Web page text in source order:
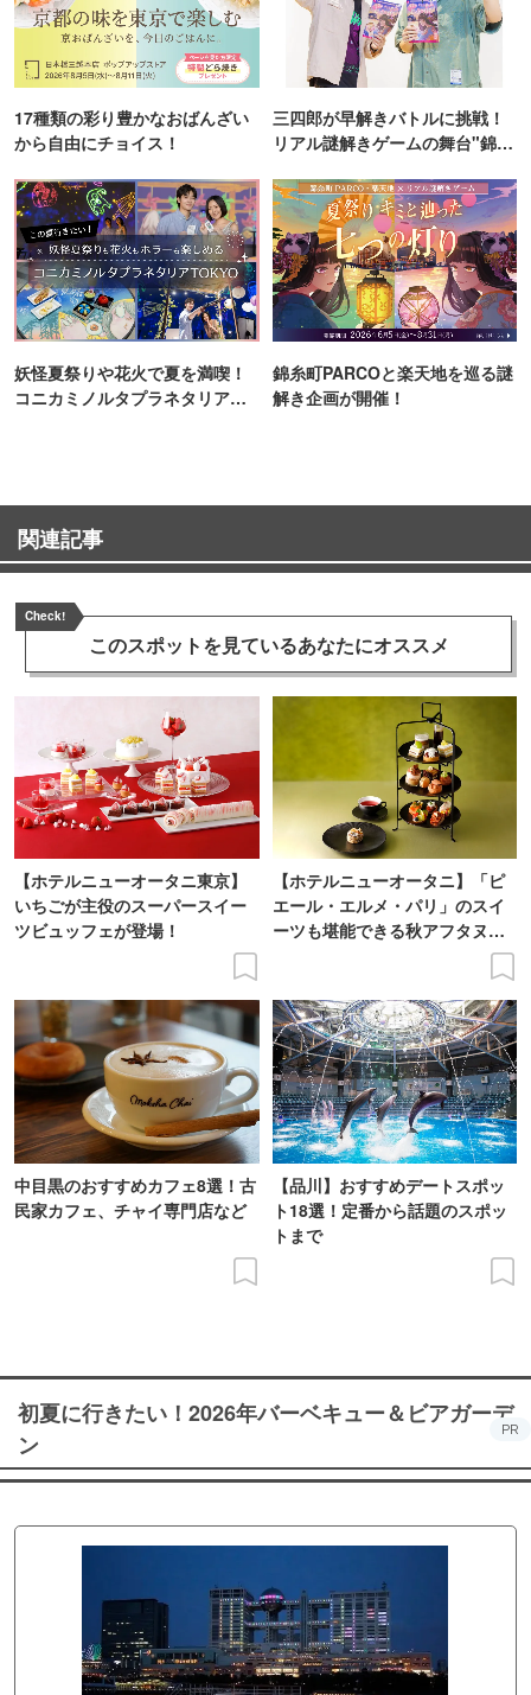
17種類の彩り豊かなおばんざい
から自由にチョイス！
三四郎が早解きバトルに挑戦！
リアル謎解きゲームの舞台"錦糸
妖怪夏祭りや花火で夏を満喫！
コニカミノルタプラネタリア
錦糸町PARCOと楽天地を巡る謎
解き企画が開催！
関連記事
Check!
このスポットを見ているあなたにオススメ
【ホテルニューオータニ東京】
いちごが主役のスーパースイー
ツビュッフェが登場！
【ホテルニューオータニ】「ピ
エール・エルメ・パリ」のスイ
ーツも堪能できる秋アフタヌー
中目黒のおすすめカフェ8選！古
民家カフェ、チャイ専門店など
【品川】おすすめデートスポッ
ト18選！定番から話題のスポッ
トまで
初夏に行きたい！2026年バーベキュー＆ビアガーデ
ン
PR